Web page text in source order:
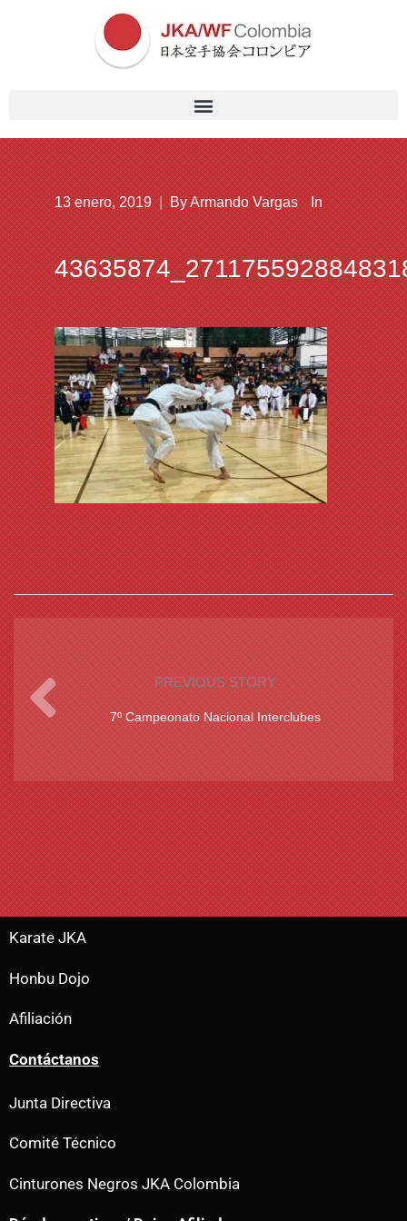
13 enero, 2019 | ByArmando Vargas In
PREVIOUS STORY
7º Campeonato Nacional Interclubes
Karate JKA
Honbu Dojo
Afiliación
Contáctanos
Junta Directiva
Comité Técnico
Cinturones Negros JKA Colombia